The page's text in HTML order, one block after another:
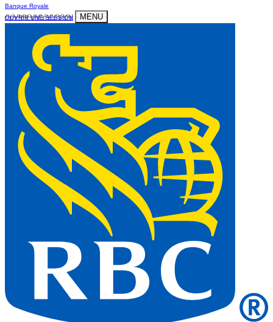
Banque Royale
OUVRIR UNE SESSION
MENU